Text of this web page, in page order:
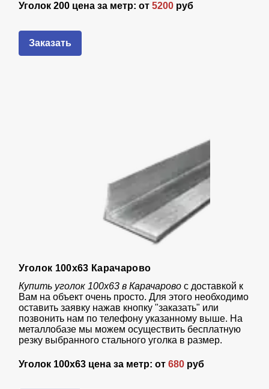
Уголок 200 цена за метр: от5200 руб
Заказать
Уголок 100х63 Карачарово
Купить уголок 100х63 в Карачаровос доставкой к
Вам на объект очень просто. Для этого необходимо
оставить заявку нажав кнопку "заказать" или
позвонить нам по телефону указанному выше. На
металлобазе мы можем осуществить бесплатную
резку выбранного стального уголка в размер.
Уголок 100х63 цена за метр: от 680 руб